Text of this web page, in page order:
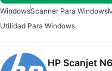
WindowsScanner Para Windows
Utilidad Para Windows